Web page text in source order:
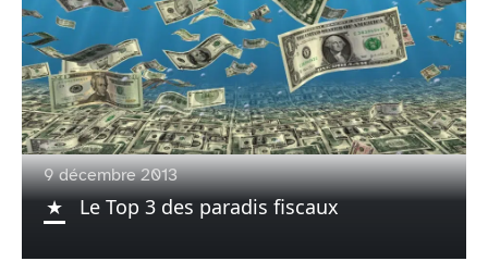
9 décembre 2013
Le Top 3 des paradis fiscaux